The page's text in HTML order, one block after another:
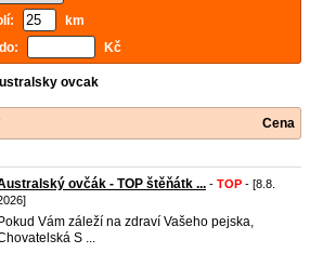
km
Kč
ovcak
Cena
ovčák - TOP štěňátk ... - TOP - [8.8.
Pokud Vám záleží na zdraví Vašeho pejska,
S ...